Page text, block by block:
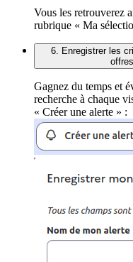
Vous les retrouverez
rubrique « Ma
6. Enregistrer les
Gagnez du temps et
recherche à chaque
« Créer une alerte » :